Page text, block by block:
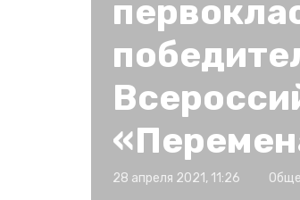
28 апреля 2021, 11:26